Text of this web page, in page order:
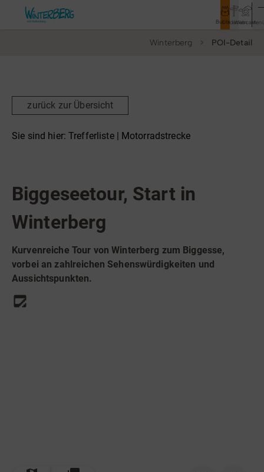
Buchen
Entdecken
Webcam
Rathaus
Vor Ort & Aktuelles
Veranstaltungen
Wandern
Radfahren
Winterberg POI-Detail
zurück zur Übersicht
Sie sind hier: Trefferliste | Motorradstrecke
Biggeseetour, Start in
Winterberg
Kurvenreiche Tour von Winterberg zum Biggesse,
vorbei an zahlreichen Sehenswürdigkeiten und
Aussichtspunkten.